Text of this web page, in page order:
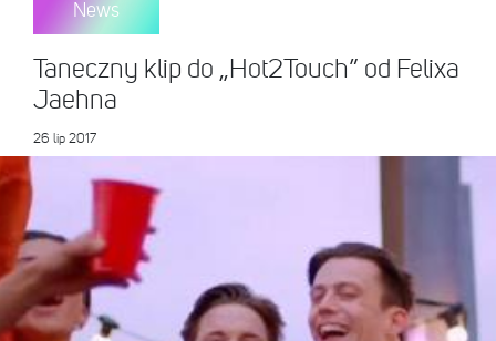
News
Taneczny klip do „Hot2Touch” od Felixa
Jaehna
26 lip 2017